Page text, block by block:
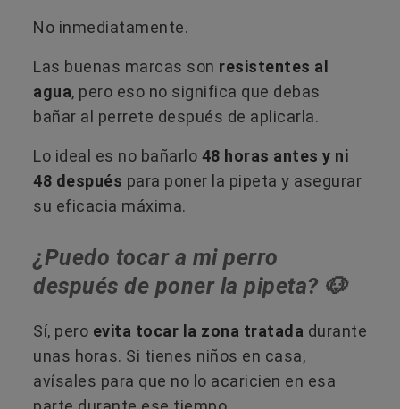
No inmediatamente.
Las buenas marcas son resistentes al
agua, pero eso no significa que debas
bañar al perrete después de aplicarla.
Lo ideal es no bañarlo 48 horas antes y ni
48 después para poner la pipeta y asegurar
su eficacia máxima.
¿Puedo tocar a mi perro
después de poner la pipeta? 🐶
Sí, pero evita tocar la zona tratada durante
unas horas. Si tienes niños en casa,
avísales para que no lo acaricien en esa